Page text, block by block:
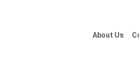
About Us